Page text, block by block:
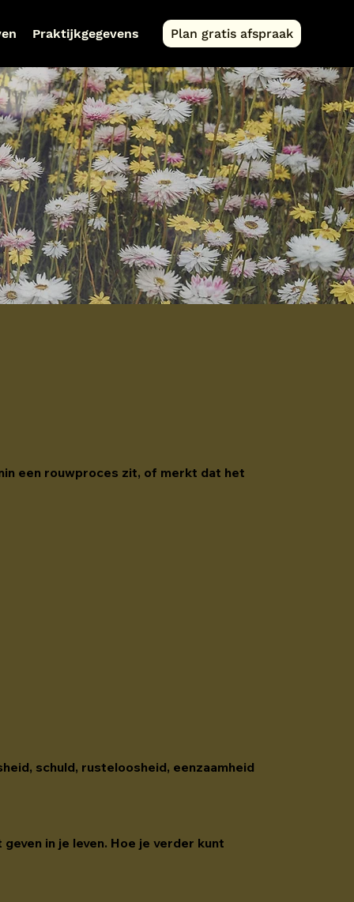
Praktijkgegevens Plan gratis afspraak
een rouwproces zit, of merkt dat het
schuld, rusteloosheid, eenzaamheid
in je leven. Hoe je verder kunt